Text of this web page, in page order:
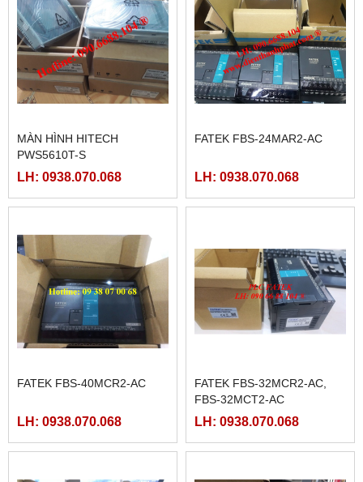
MÀN HÌNH HITECH
PWS5610T-S
LH: 0938.070.068
FATEK FBS-24MAR2-AC
LH: 0938.070.068
FATEK FBS-40MCR2-AC
LH: 0938.070.068
FATEK FBS-32MCR2-AC,
FBS-32MCT2-AC
LH: 0938.070.068